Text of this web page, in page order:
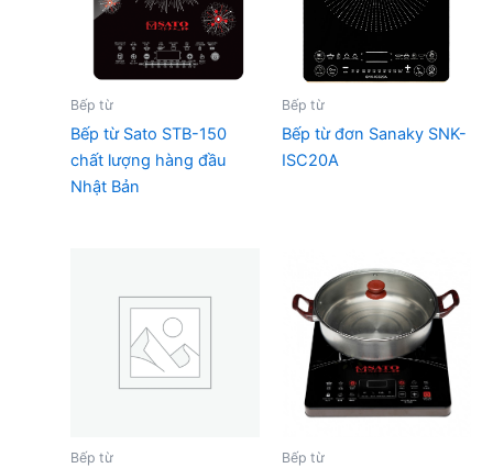
Bếp từ
Bếp từ Sato STB-150
chất lượng hàng đầu
Nhật Bản
Bếp từ
Bếp từ đơn Sanaky SNK-
ISC20A
Bếp từ Bếp từ